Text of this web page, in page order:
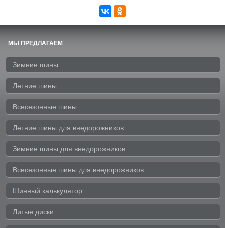
МЫ ПРЕДЛАГАЕМ
Зимние шины
Летние шины
Всесезонные шины
Летние шины для внедорожников
Зимние шины для внедорожников
Всесезонные шины для внедорожников
Шинный калькулятор
Литые диски